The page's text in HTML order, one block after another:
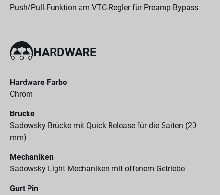
Push/Pull-Funktion am VTC-Regler für Preamp Bypass
HARDWARE
Hardware Farbe
Chrom
Brücke
Sadowsky Brücke mit Quick Release für die Saiten (20
mm)
Mechaniken
Sadowsky Light Mechaniken mit offenem Getriebe
Gurt Pin